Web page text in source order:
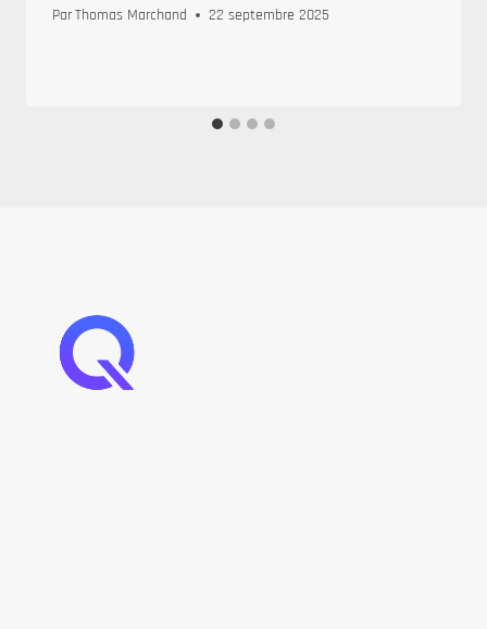
ParThomas Marchand 22 septembre 2025